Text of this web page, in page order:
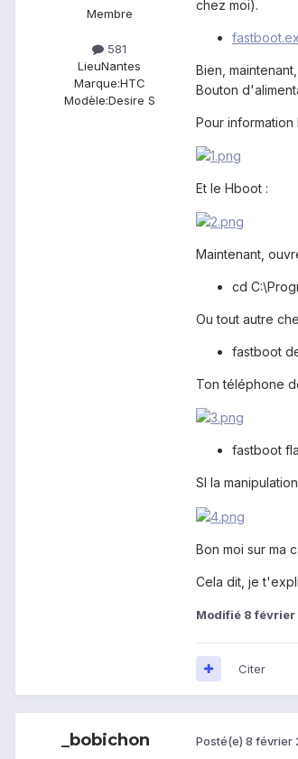
Membre
581
LieuNantes
Marque:HTC
Modèle:Desire S
chez moi).
Bien,
Bouton
Pour
Et le Hboot :
Maintenant,
cd
Ou tout autre
fastboot
Ton téléphone
fastboot
SI la
Bon moi sur ma
Cela dit, je
Modifié 8 février
Citer
_bobichon Posté(e) 8 février